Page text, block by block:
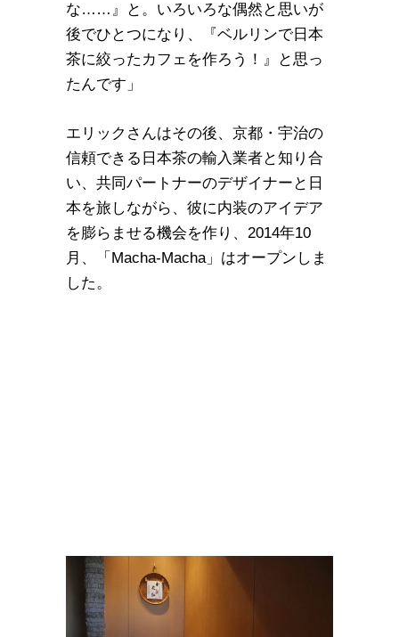
な……』と。いろいろな偶然と思いが
後でひとつになり、『ベルリンで日本
茶に絞ったカフェを作ろう！』と思っ
たんです」
エリックさんはその後、京都・宇治の
信頼できる日本茶の輸入業者と知り合
い、共同パートナーのデザイナーと日
本を旅しながら、彼に内装のアイデア
を膨らませる機会を作り、2014年10
月、「Macha-Macha」はオープンしま
した。